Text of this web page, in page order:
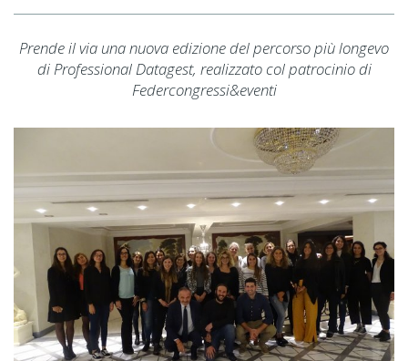
Prende il via una nuova edizione del percorso più longevo
di Professional Datagest, realizzato col patrocinio di
Federcongressi&eventi